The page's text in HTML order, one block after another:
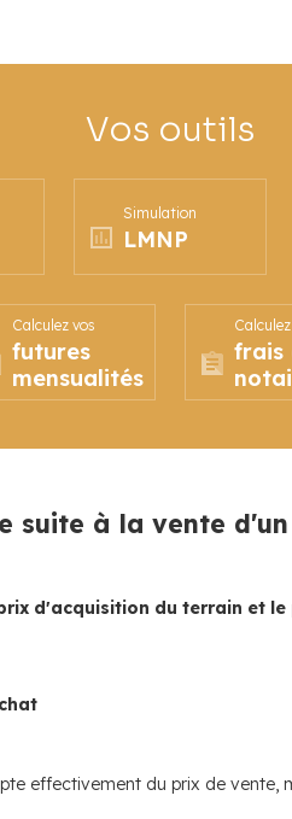
Vos outils
Simulation
LMNP
Calculez vos
futures
mensualités
frais
suite à la vente
d'acquisition du terrain et le
effectivement du prix de vente,